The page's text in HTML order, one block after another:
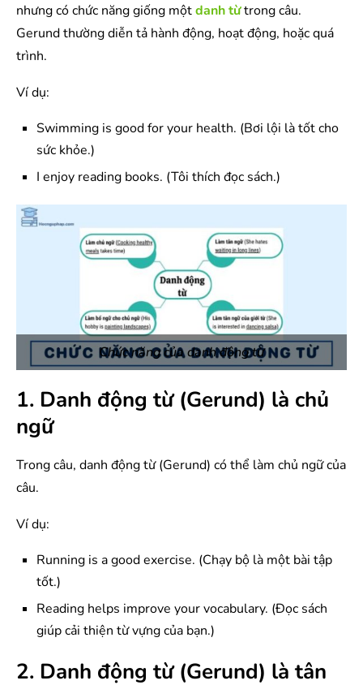
nhưng có chức năng giống mộtdanh từtrong câu.
Gerund thường diễn tả hành động, hoạt động, hoặc quá
trình.
Ví dụ:
Swimming is good for your health. (Bơi lội là tốt cho
sức khỏe.)
I enjoy reading books. (Tôi thích đọc sách.)
Chức năng của danh động từ
1. Danh động từ (Gerund) là chủ
ngữ
Trong câu, danh động từ (Gerund) có thể làm chủ ngữ của
câu.
Ví dụ:
Running is a good exercise. (Chạy bộ là một bài tập
tốt.)
Reading helps improve your vocabulary. (Đọc sách
giúp cải thiện từ vựng của bạn.)
2. Danh động từ (Gerund) là tân